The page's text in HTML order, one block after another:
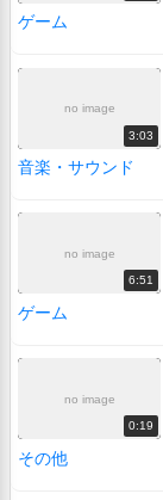
ゲーム
no image
3:03
音楽・サウンド
no image
6:51
ゲーム
no image
0:19
その他